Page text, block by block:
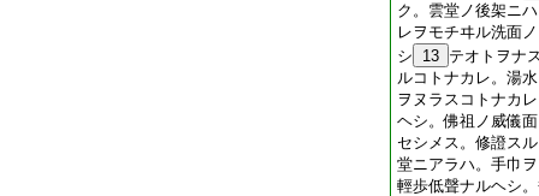
ク。雲堂ノ後架ニ
レヲモチヰル洗面
シ
13 テオトヲナ
ルコトナカレ。湯
ヲヌラスコトナカ
ヘシ。佛祖ノ威儀
セシメス。修證ス
堂ニアラハ。手巾
輕歩低聲ナルヘシ